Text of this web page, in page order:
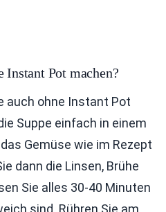
Instant Pot machen?
auch ohne Instant Pot
Suppe einfach in einem
Gemüse wie im Rezept
dann die Linsen, Brühe
Sie alles 30-40 Minuten
sind. Rühren Sie am